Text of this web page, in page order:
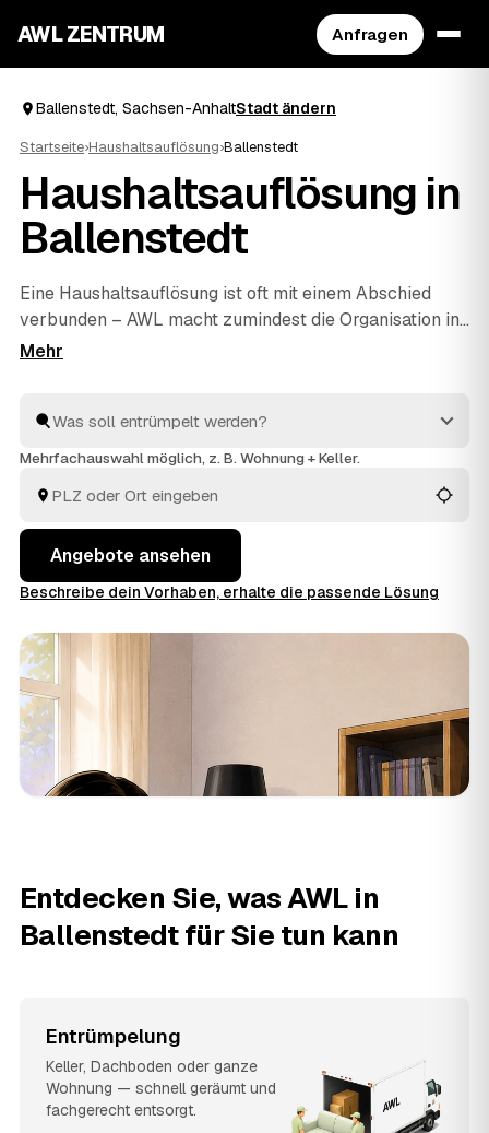
AWL ZENTRUM Anfragen
Ballenstedt, Sachsen-AnhaltStadt ändern
Startseite›Haushaltsauflösung›Ballenstedt
Haushaltsauflösung in
Ballenstedt
Eine Haushaltsauflösung ist oft mit einem Abschied
verbunden – AWL macht zumindest die Organisation in
Ballenstedt unkompliziert. Mit einer Anfrage erreichen
kompletten Hausstand nennen. Ob Nachlass, Umzug
oderEntrümpelungeinzelner Zimmer: geräumt wird
Hausrat wird auf den Preis angerechnet. So vergleichen
Sie mehrere Angebote, statt jeden Betrieb einzeln
anzufragen.
Mehrfachauswahl möglich, z. B. Wohnung + Keller.
Angebote ansehen
Beschreibe dein Vorhaben, erhalte die passende Lösung
Entdecken Sie, was AWL in
Ballenstedt für Sie tun kann
Entrümpelung
Keller, Dachboden oder ganze
Wohnung — schnell geräumt und
fachgerecht entsorgt.